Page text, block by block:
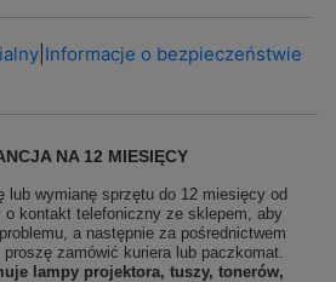
| Informacje o bezpieczeństwie
NA 12 MIESIĘCY
lub wymianę sprzętu do 12 miesięcy od
kontakt telefoniczny ze sklepem, aby
a następnie za pośrednictwem
proszę zamówić kuriera lub paczkomat.
lampy projektora, tuszy, tonerów,